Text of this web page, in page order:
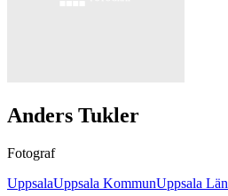
Anders Tukler
Fotograf
UppsalaUppsala KommunUppsala Län